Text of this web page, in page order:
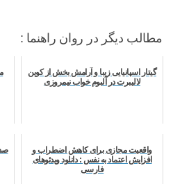
مطالب دیگر در روان راهنما :
گیتار اسپانیایی زیبا و آرامش بخش از کوین
لالیبرت در آلبوم خواب نیمروزی
واقعیت مجازی برای کاهش اضطراب و
افزایش اعتماد به نفس : دانلود ویدئوهای
فارسی